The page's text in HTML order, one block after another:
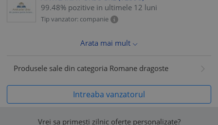
99.48% pozitive in ultimele 12 luni
Tip vanzator: companie
Arata mai mult
Produsele sale din categoria Romane dragoste
Intreaba vanzatorul
Vrei sa primesti zilnic oferte personalizate?